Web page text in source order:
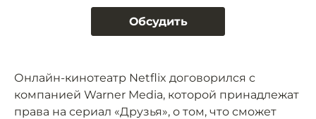
Обсудить
Онлайн-кинотеатр Netflix договорился с
компанией Warner Media, которой принадлежат
права на сериал «Друзья», о том, что сможет